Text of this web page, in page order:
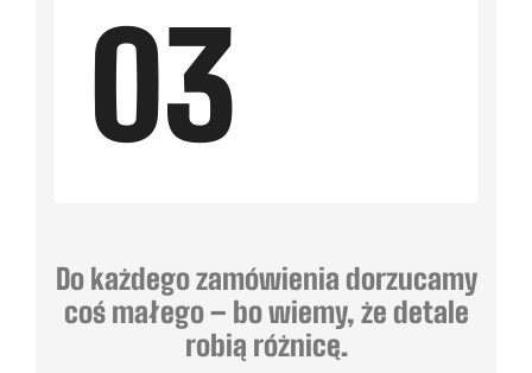
03
Do każdego zamówienia dorzucamy
coś małego – bo wiemy, że detale
robią różnicę.